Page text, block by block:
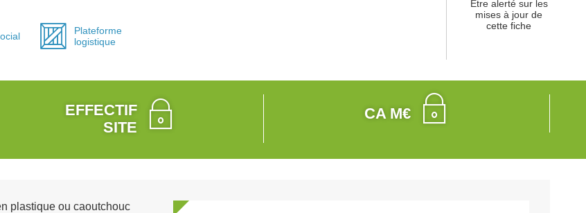
Plateforme
logistique
Etre alerté sur les
mises à jour de
cette fiche
EFFECTIF
SITE
CA M€
plastique ou caoutchouc